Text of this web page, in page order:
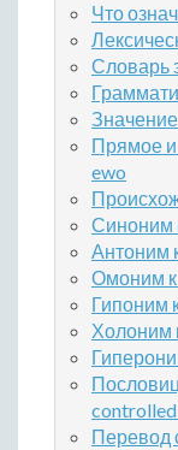
Что
Словарь
Прямое и
ewo
Синоним
Антоним
Омоним к
Гипоним
Холоним
Перевод